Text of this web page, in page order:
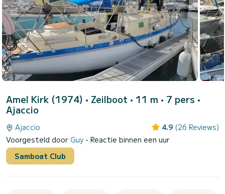
Amel Kirk (1974) • Zeilboot • 11 m • 7 pers •
Ajaccio
Ajaccio 4.9 (26 Reviews)
Voorgesteld door Guy - Reactie binnen een uur
Samboat Club